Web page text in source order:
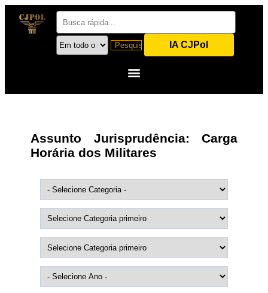
IA CJPol
Assunto Jurisprudência: Carga
Horária dos Militares